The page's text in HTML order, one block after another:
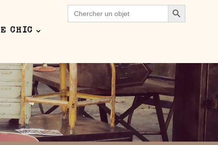
CHIC
Search
for:
Search Button